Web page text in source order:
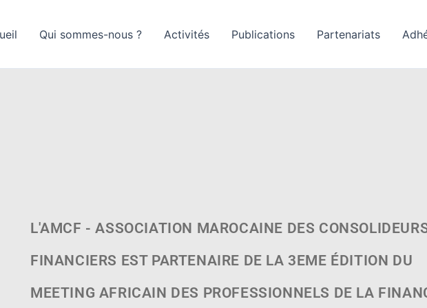
Qui sommes-nous ? Activités Publications Partenariats
L'AMCF - ASSOCIATION MAROCAINE DES
FINANCIERS EST PARTENAIRE DE LA 3EME ÉDITION DU
MEETING AFRICAIN DES PROFESSIONNELS DE LA